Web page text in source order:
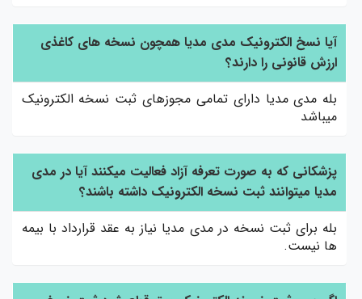
آیا نسخ الکترونیک مدی مدیا همچون نسخه های کاغذی
ارزش قانونی را دارند؟
بله مدی مدیا دارای تمامی مجوزهای ثبت نسخه الکترونیک
میباشد
پزشکانی که به صورت تعرفه آزاد فعالیت میکنند آیا در مدی
مدیا میتوانند ثبت نسخه الکترونیک داشته باشند؟
بله برای ثبت نسخه در مدی مدیا نیاز به عقد قرارداد با بیمه
ها نیست.